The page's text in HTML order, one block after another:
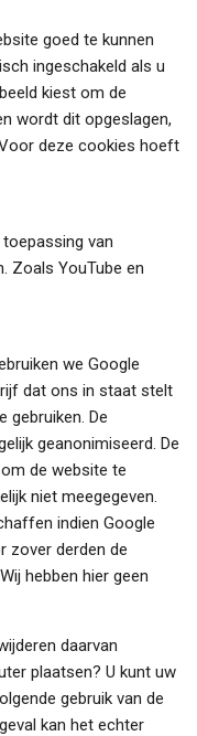
goed te kunnen
ingeschakeld als u
kiest om de
wordt dit opgeslagen,
deze cookies hoeft
van
Zoals YouTube en
we Google
dat ons in staat stelt
gebruiken. De
geanonimiseerd. De
de website te
niet meegegeven.
indien Google
zover derden de
hebben hier geen
daarvan
plaatsen? U kunt uw
gebruik van de
kan het echter